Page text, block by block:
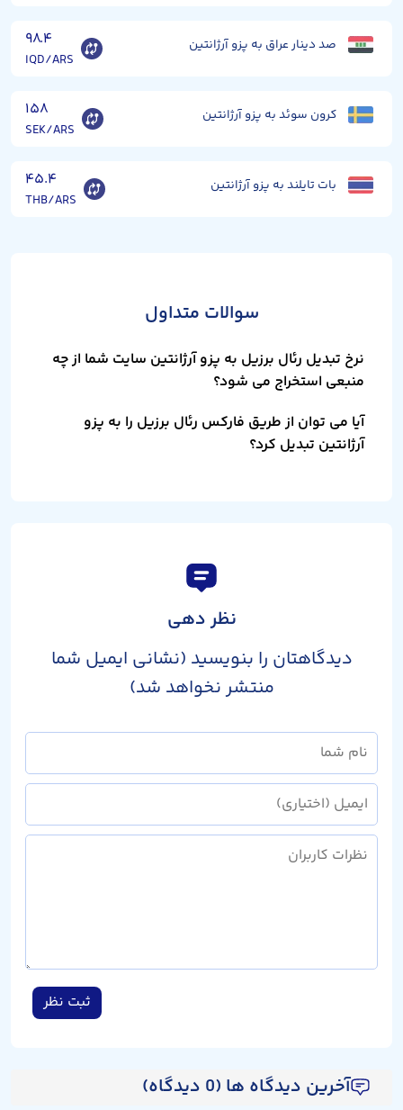
صد دینار عراق به پزو آرژانتین ۹۸.۴
IQD/ARS
کرون سوئد به پزو آرژانتین ۱۵۸
SEK/ARS
بات تایلند به پزو آرژانتین ۴۵.۴
THB/ARS
سوالات متداول
نرخ تبدیل رئال برزیل به پزو آرژانتین سایت شما از چه
منبعی استخراج می شود؟
آیا می توان از طریق فارکس رئال برزیل را به پزو
آرژانتین تبدیل کرد؟
نظر دهی
دیدگاهتان را بنویسید (نشانی ایمیل شما
منتشر نخواهد شد)
ثبت نظر
آخرین دیدگاه ها (0 دیدگاه)